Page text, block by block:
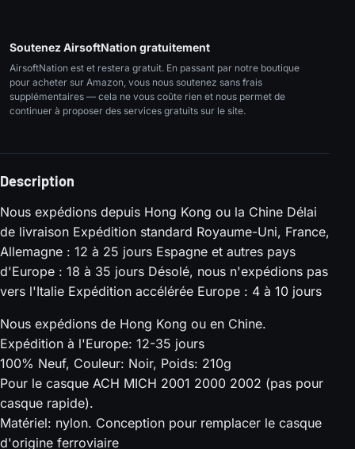
Soutenez AirsoftNation gratuitement
AirsoftNation est et restera gratuit. En passant par notre boutique
pour acheter sur Amazon, vous nous soutenez sans frais
supplémentaires — cela ne vous coûte rien et nous permet de
continuer à proposer des services gratuits sur le site.
Description
Nous expédions depuis Hong Kong ou la Chine Délai
de livraison Expédition standard Royaume-Uni, France,
Allemagne : 12 à 25 jours Espagne et autres pays
d'Europe : 18 à 35 jours Désolé, nous n'expédions pas
vers l'Italie Expédition accélérée Europe : 4 à 10 jours
Nous expédions de Hong Kong ou en Chine.
Expédition à l'Europe: 12-35 jours
100% Neuf, Couleur: Noir, Poids: 210g
Pour le casque ACH MICH 2001 2000 2002 (pas pour
casque rapide).
Matériel: nylon. Conception pour remplacer le casque
d'origine ferroviaire